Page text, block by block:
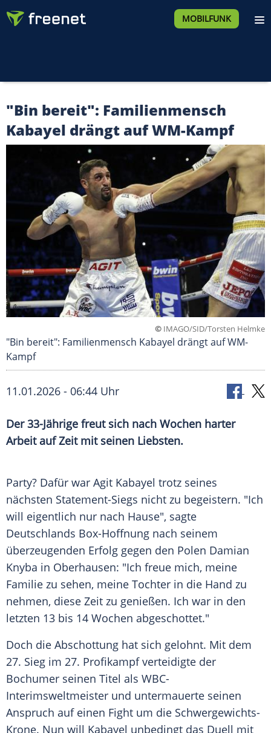
MOBILFUNK
"Bin bereit": Familienmensch
Kabayel drängt auf WM-Kampf
© IMAGO/SID/Torsten Helmke
"Bin bereit": Familienmensch Kabayel drängt auf WM-
Kampf
11.01.2026 - 06:44 Uhr
Der 33-Jährige freut sich nach Wochen harter
Arbeit auf Zeit mit seinen Liebsten.
Party? Dafür war Agit Kabayel trotz seines
nächsten Statement-Siegs nicht zu begeistern. "Ich
will eigentlich nur nach Hause", sagte
Deutschlands Box-Hoffnung nach seinem
überzeugenden Erfolg gegen den Polen Damian
Knyba in Oberhausen: "Ich freue mich, meine
Familie zu sehen, meine Tochter in die Hand zu
nehmen, diese Zeit zu genießen. Ich war in den
letzten 13 bis 14 Wochen abgeschottet."
Doch die Abschottung hat sich gelohnt. Mit dem
27. Sieg im 27. Profikampf verteidigte der
Bochumer seinen Titel als WBC-
Interimsweltmeister und untermauerte seinen
Anspruch auf einen Fight um die Schwergewichts-
Krone. Nun will Kabayel unbedingt das Duell mit